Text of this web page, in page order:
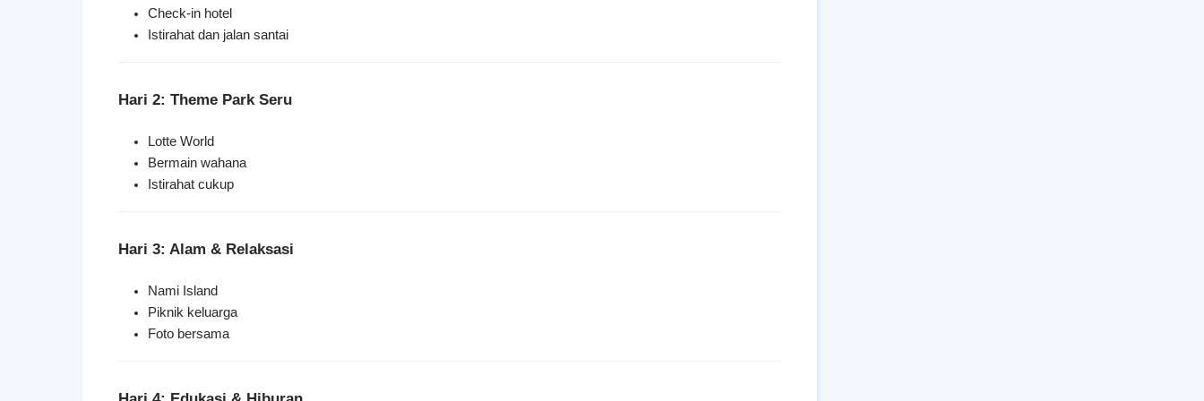
Check-in hotel
Istirahat dan jalan santai
Hari 2: Theme Park Seru
Lotte World
Bermain wahana
Istirahat cukup
Hari 3: Alam & Relaksasi
Nami Island
Piknik keluarga
Foto bersama